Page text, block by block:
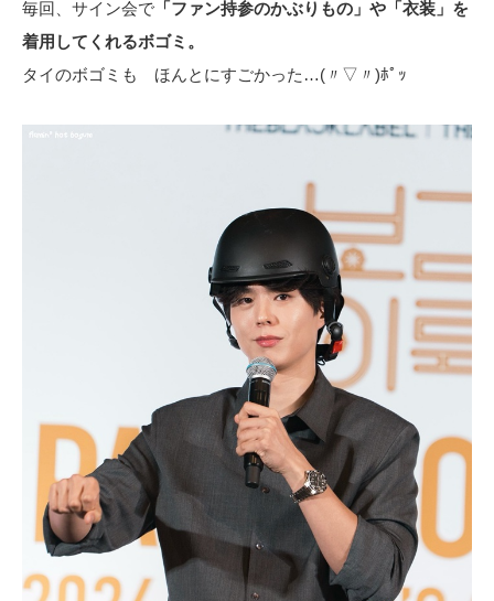
毎回、サイン会で 「ファン持参のかぶりもの」や「衣装」を
着用してくれるボゴミ。
タイのボゴミも ほんとにすごかった…(〃▽〃)ﾎﾟｯ